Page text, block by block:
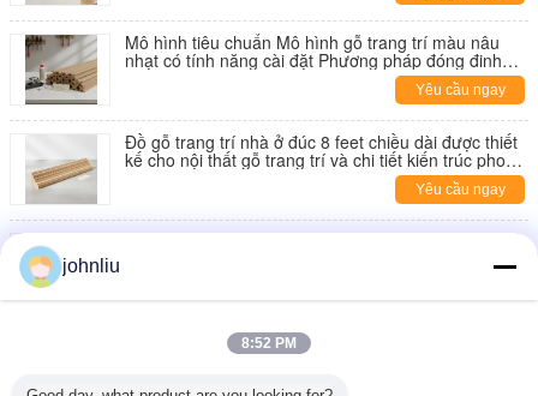
Mô hình tiêu chuẩn Mô hình gỗ trang trí màu nâu
nhạt có tính năng cài đặt Phương pháp đóng đinh
hoặc dán phù hợp với đồ gỗ kiến trúc Yêu cầu ngay
Đồ gỗ trang trí nhà ở đúc 8 feet chiều dài được thiết
kế cho nội thất gỗ trang trí và chi tiết kiến trúc phong
Yêu cầu ngay
suất tuyệt vời hỗ trợ cách cài đặt đóng đinh hoặc dán
Hiệu suất tuyệt vời ốp gỗ trang trí Thiết kế tùy chỉnh
lý tưởng cho trang trí kiến trúc nội thất và trang trí
johnliu
8:52 PM